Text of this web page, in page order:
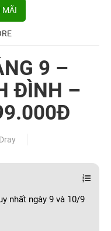
MÃI
9 –
ĐÌNH –
Dray
nhất ngày 9 và 10/9